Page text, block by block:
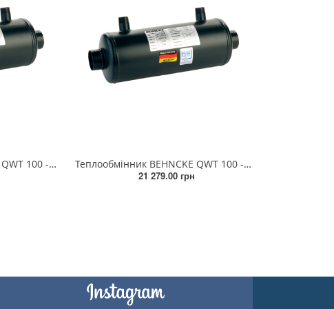
Теплообмінник BEHNCKE QWT 100 - 30
Теплообмінник BEHNCKE QWT 100 - 40
21 279.00 грн